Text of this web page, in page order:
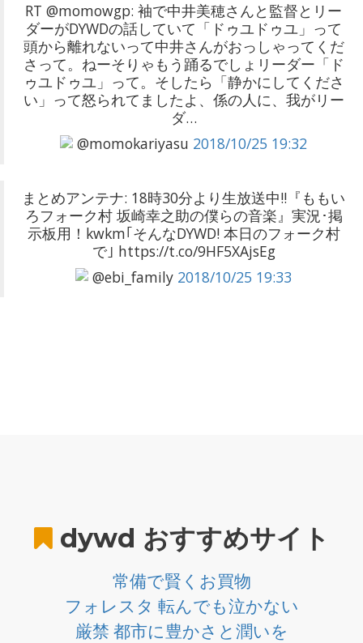
RT @momowgp: 袖で中井美穂さんと監督とリー
ダーがDYWDの話していて「ドゥユドゥユ」って
頭から離れないって中井さんがおっしゃってくだ
さって。ねーそりゃもう踊るでしょリーダー「ド
ゥユドゥユ」って。そしたら「静かにしてくださ
い」って怒られてましたよ、係の人に、我がリー
ダ…
@momokariyasu 2018/10/25 19:32
まとめアンテナ: 18時30分より生放送中!!『ももい
ろフォーク村 坂崎幸之助の僕らの音楽』実況･掲
示板用！kwkm｢そんなDYWD! 本日のフォーク村
で｣ https://t.co/9HF5XAjsEg
@ebi_family 2018/10/25 19:33
dywd おすすめサイト
常備で賢くお買物
フォレスタ 転んでも泣かない
厳禁 都市に豊かさと潤いを